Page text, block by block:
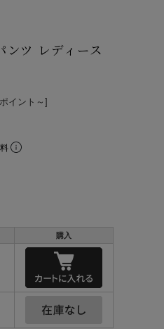
ツ レディース
イント～]
購入